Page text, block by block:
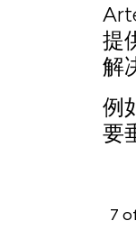
提
解
例
要
7